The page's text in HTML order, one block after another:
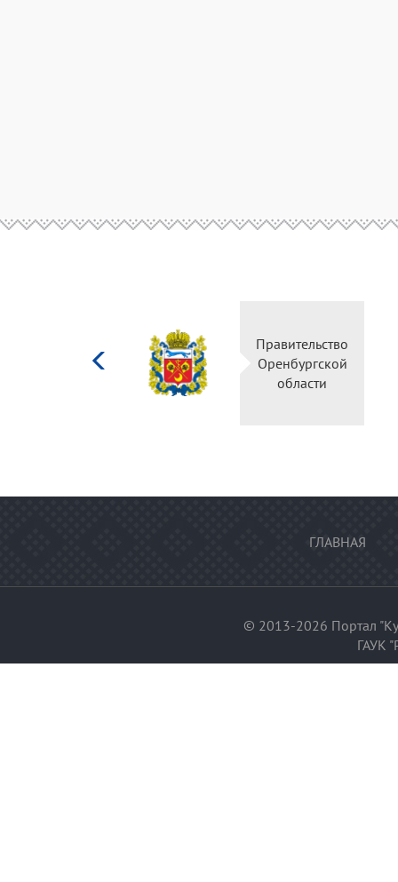
Правительство
Оренбургской
области
ГЛАВНАЯ
© 2013-2026 Портал
ГАУК